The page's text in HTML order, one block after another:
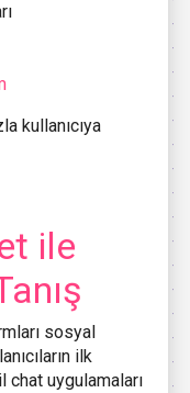
kullanıcıya
ile
sosyal
ilk
chat uygulamaları